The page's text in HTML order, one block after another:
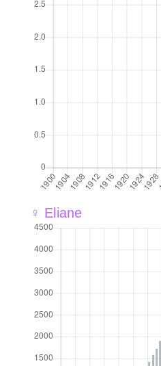
♀ Eliane